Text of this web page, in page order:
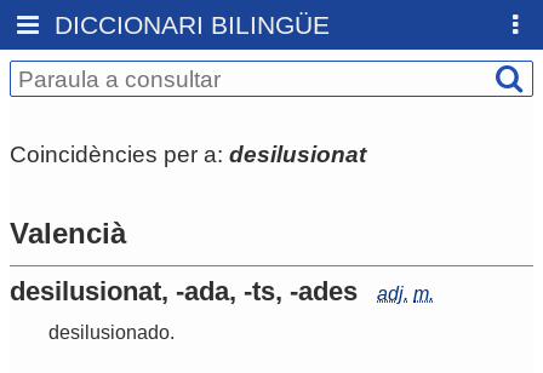
DICCIONARI BILINGÜE
Coincidències per a: desilusionat
Valencià
desilusionat, -ada, -ts, -ades adj. m.
desilusionado.